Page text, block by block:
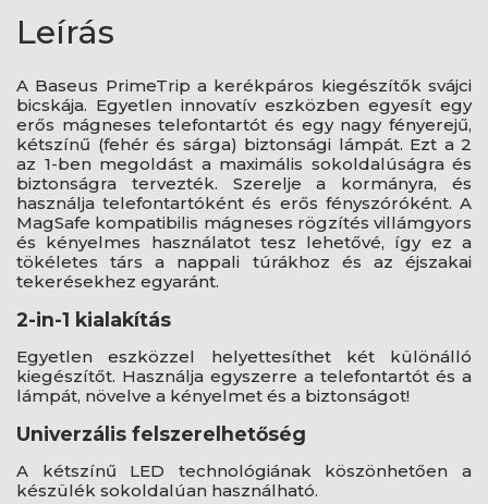
Leírás
A Baseus PrimeTrip a kerékpáros kiegészítők svájci
bicskája. Egyetlen innovatív eszközben egyesít egy
erős mágneses telefontartót és egy nagy fényerejű,
kétszínű (fehér és sárga) biztonsági lámpát. Ezt a 2
az 1-ben megoldást a maximális sokoldalúságra és
biztonságra tervezték. Szerelje a kormányra, és
használja telefontartóként és erős fényszóróként. A
MagSafe kompatibilis mágneses rögzítés villámgyors
és kényelmes használatot tesz lehetővé, így ez a
tökéletes társ a nappali túrákhoz és az éjszakai
tekerésekhez egyaránt.
2-in-1 kialakítás
Egyetlen eszközzel helyettesíthet két különálló
kiegészítőt. Használja egyszerre a telefontartót és a
lámpát, növelve a kényelmet és a biztonságot!
Univerzális felszerelhetőség
A kétszínű LED technológiának köszönhetően a
készülék sokoldalúan használható.